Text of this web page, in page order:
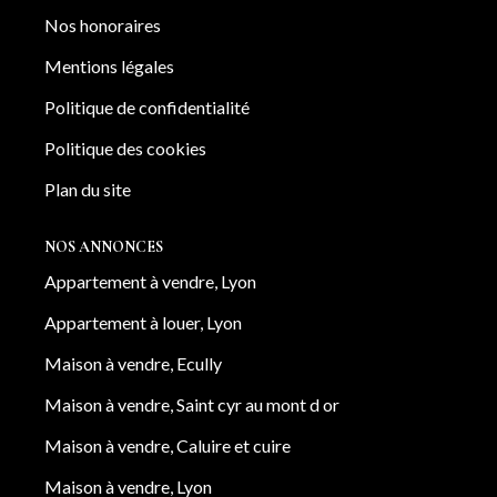
Nos honoraires
Mentions légales
Politique de confidentialité
Politique des cookies
Plan du site
NOS ANNONCES
Appartement à vendre, Lyon
Appartement à louer, Lyon
Maison à vendre, Ecully
Maison à vendre, Saint cyr au mont d or
Maison à vendre, Caluire et cuire
Maison à vendre, Lyon